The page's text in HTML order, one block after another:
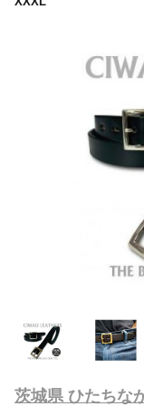
茨城県 ひたちな